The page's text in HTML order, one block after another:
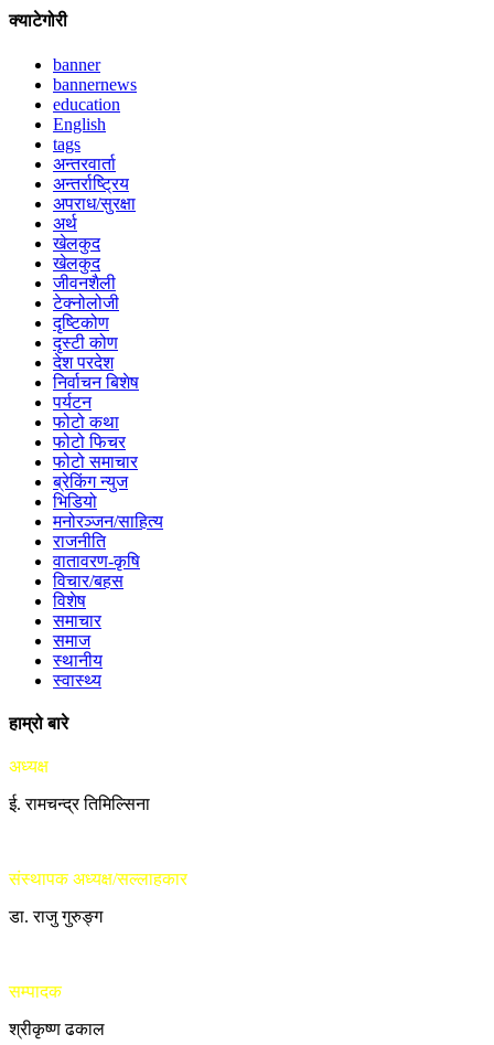
क्याटेगोरी
banner
bannernews
education
English
tags
अन्तरवार्ता
अन्तर्राष्ट्रिय
अपराध/सुरक्षा
अर्थ
खेलकुद
खेलकुद
जीवनशैली
टेक्नोलोजी
दृष्टिकोण
दृस्टी कोण
देश परदेश
निर्वाचन बिशेष
पर्यटन
फोटो कथा
फोटो फिचर
फोटो समाचार
ब्रेकिंग न्युज
भिडियो
मनोरञ्जन/साहित्य
राजनीति
वातावरण-कृषि
विचार/बहस
विशेष
समाचार
समाज
स्थानीय
स्वास्थ्य
हाम्रो बारे
अध्यक्ष
ई. रामचन्द्र तिमिल्सिना
संस्थापक अध्यक्ष/सल्लाहकार
डा. राजु गुरुङ्ग
सम्पादक
श्रीकृष्ण ढकाल